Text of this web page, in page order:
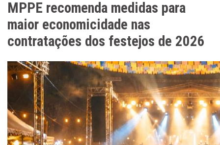
MPPE recomenda medidas para
maior economicidade nas
contratações dos festejos de 2026